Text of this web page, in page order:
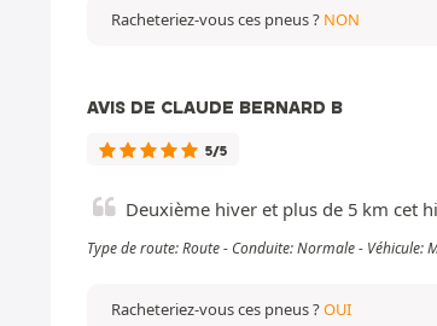
Racheteriez-vous ces pneus ? NON
AVIS DE CLAUDE BERNARD B
5/5
Deuxième hiver et plus de 5 km cet
Type de route: Route - Conduite: Normale - Véhicule:
Racheteriez-vous ces pneus ?OUI